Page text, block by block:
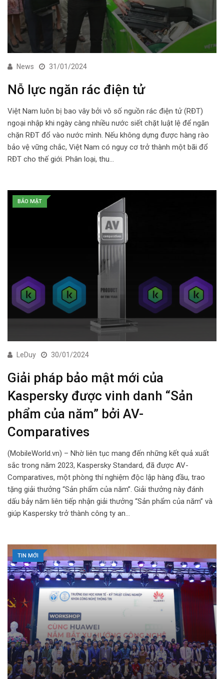
News 31/01/2024
Nỗ lực ngăn rác điện tử
Việt Nam luôn bị bao vây bởi vô số nguồn rác điện tử (RĐT)
ngoại nhập khi ngày càng nhiều nước siết chặt luật lệ để ngăn
chặn RĐT đổ vào nước mình. Nếu không dựng được hàng rào
bảo vệ vững chắc, Việt Nam có nguy cơ trở thành một bãi đổ
RĐT cho thế giới. Phân loại, thu…
BẢO MẬT
LeDuy 30/01/2024
Giải pháp bảo mật mới của
Kaspersky được vinh danh “Sản
phẩm của năm” bởi AV-
Comparatives
(MobileWorld.vn) – Nhờ liên tục mang đến những kết quả xuất
sắc trong năm 2023, Kaspersky Standard, đã được AV-
Comparatives, một phòng thí nghiệm độc lập hàng đầu, trao
tặng giải thưởng “Sản phẩm của năm”. Giải thưởng này đánh
dấu bảy năm liên tiếp nhận giải thưởng “Sản phẩm của năm” và
giúp Kaspersky trở thành công ty an…
TIN MỚI